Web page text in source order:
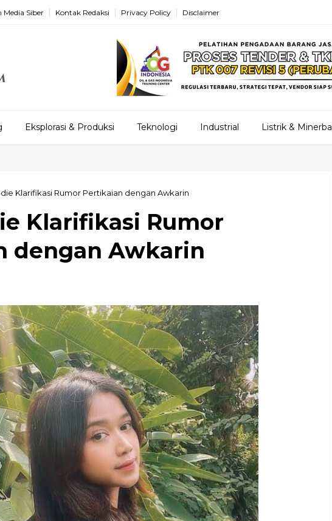
Media Siber Kontak Redaksi Privacy Policy Disclaimer
Eksplorasi & Produksi Teknologi Industrial Listrik & Minerba
Klarifikasi Rumor Pertikaian dengan Awkarin
Klarifikasi Rumor
dengan Awkarin